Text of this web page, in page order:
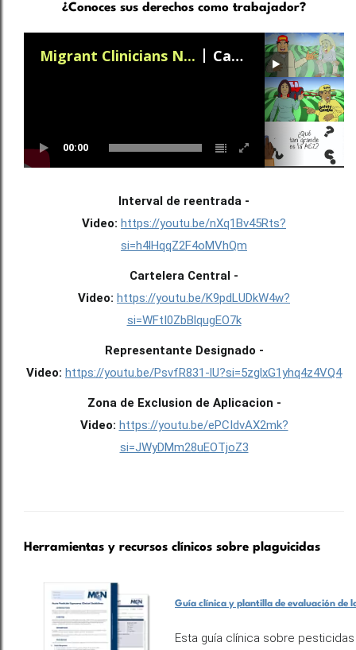
¿Conoces sus derechos como trabajador?
00:00
Migrant Clinicians N... Cartelera Central
Interval de reentrada -
Video: https://youtu.be/nXq1Bv45Rts?
si=h4lHqqZ2F4oMVhQm
Cartelera Central -
Video: https://youtu.be/K9pdLUDkW4w?
si=WFtI0ZbBlqugEO7k
Representante Designado -
Video: https://youtu.be/PsvfR831-lU?si=5zglxG1yhq4z4VQ4
Zona de Exclusion de Aplicacion -
Video: https://youtu.be/ePCIdvAX2mk?
si=JWyDMm28uEOTjoZ3
Herramientas y recursos clínicos sobre plaguicidas
Guía clínica y plantilla de evaluación de
Esta guía clínica sobre